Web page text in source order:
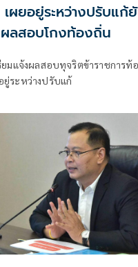
ผยอยู่ระหว่างปรับแก้ยั
ลสอบโกงท้องถิ่น
มแจ้งผลสอบทุจริตข้าราชการท้
ยู่ระหว่างปรับแก้